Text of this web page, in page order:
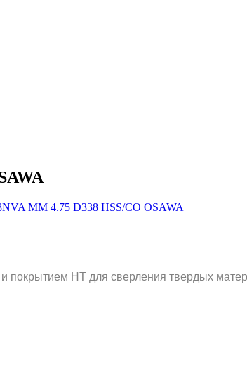
покрытием HT для сверления твердых